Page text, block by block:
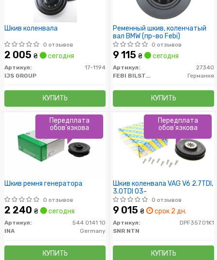
Шкив коленвала
0 отзывов
2 005 ₴ сегодня
Артикул:
17-1194
IJS GROUP
КУПИТЬ
Ременный шкив, коленчатый
вал BMW (пр-во Febi)
0 отзывов
9 115 ₴ сегодня
Артикул:
27340
FEBI BILSTEIN
Германия
КУПИТЬ
Шкив ремня генератора
0 отзывов
2 240 ₴ сегодня
Артикул:
544 0141 10
INA
Germany
КУПИТЬ
Передплата
обов'язкова
Шкив коленвала VAG V6 2.7TDI,
3.0TDI 03-
0 отзывов
9 015 ₴ срок 2 дн.
Артикул:
DPF357.01K1
SNR NTN
КУПИТЬ
Передплата
обов'язкова